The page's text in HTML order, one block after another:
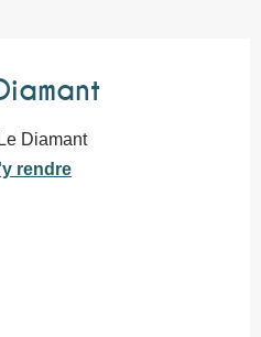
Diamant
rendre